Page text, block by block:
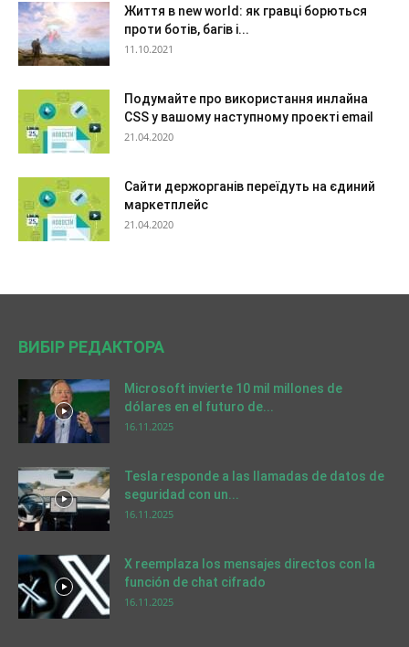
Життя в new world: як гравці борються
проти ботів, багів і...
11.10.2021
Подумайте про використання инлайна
CSS у вашому наступному проекті email
21.04.2020
Сайти держорганів переїдуть на єдиний
маркетплейс
21.04.2020
ВИБІР РЕДАКТОРА
Microsoft invierte 10 mil millones de
dólares en el futuro de...
16.11.2025
Tesla responde a las llamadas de datos de
seguridad con un...
16.11.2025
X reemplaza los mensajes directos con la
función de chat cifrado
16.11.2025